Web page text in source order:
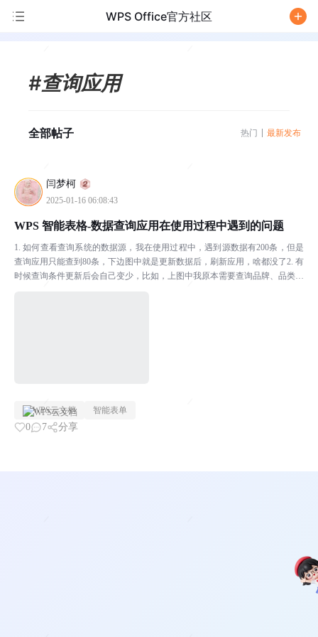
WPS Office官方社区
#查询应用
全部帖子 热门 最新发布
闫梦柯
2025-01-16 06:08:43
WPS 智能表格-数据查询应用在使用过程中遇到的问题
1. 如何查看查询系统的数据源，我在使用过程中，遇到源数据有200条，但是
查询应用只能查到80条，下边图中就是更新数据后，刷新应用，啥都没了2. 有
时候查询条件更新后会自己变少，比如，上图中我原本需要查询品牌、品类、
WPS云文档 智能表单
0 7 分享